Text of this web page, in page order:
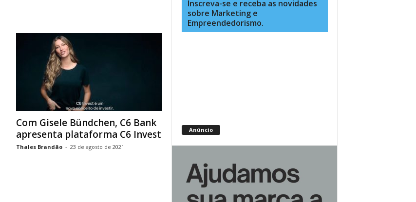
Com Gisele Bündchen, C6 Bank
apresenta plataforma C6 Invest
Thales Brandão - 23 de agosto de 2021
Inscreva-se e receba as novidades
sobre Marketing e
Empreendedorismo.
Anúncio